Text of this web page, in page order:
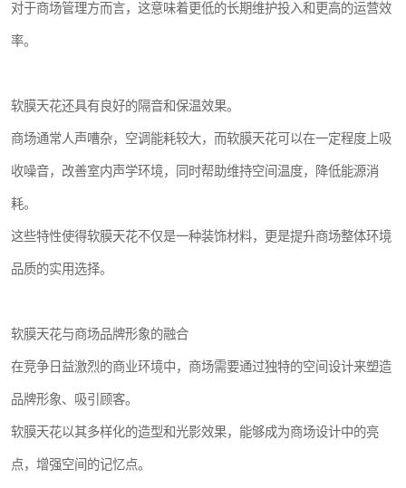
对于商场管理方而言，这意味着更低的长期维护投入和更高的运营效
率。
软膜天花还具有良好的隔音和保温效果。
商场通常人声嘈杂，空调能耗较大，而软膜天花可以在一定程度上吸
收噪音，改善室内声学环境，同时帮助维持空间温度，降低能源消
耗。
这些特性使得软膜天花不仅是一种装饰材料，更是提升商场整体环境
品质的实用选择。
软膜天花与商场品牌形象的融合
在竞争日益激烈的商业环境中，商场需要通过独特的空间设计来塑造
品牌形象、吸引顾客。
软膜天花以其多样化的造型和光影效果，能够成为商场设计中的亮
点，增强空间的记忆点。